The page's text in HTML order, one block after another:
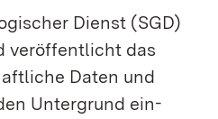
Dienst (SGD)
veröffent­licht das
Daten und
Unter­­grund ein­